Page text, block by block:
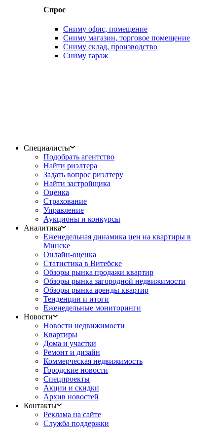
Спрос
Сниму офис, помещение
Сниму магазин, торговое помещение
Сниму склад, производство
Сниму гараж
Специалисты
Подобрать агентство
Найти риэлтера
Задать вопрос риэлтеру
Найти застройщика
Оценка
Страхование
Управление
Аукционы и конкурсы
Аналитика
Еженедельная динамика цен на квартиры в
Минске
Онлайн-оценка
Статистика в Витебске
Обзоры рынка продажи квартир
Обзоры рынка загородной недвижимости
Обзоры рынка аренды квартир
Тенденции и итоги
Еженедельные мониторинги
Новости
Новости недвижимости
Квартиры
Дома и участки
Ремонт и дизайн
Коммерческая недвижимость
Городские новости
Спецпроекты
Акции и скидки
Архив новостей
Контакты
Реклама на сайте
Служба поддержки